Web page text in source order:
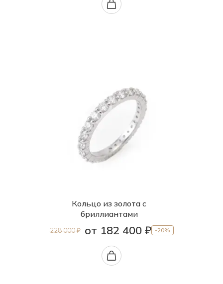
Кольцо из золота с
бриллиантами
228 000 ₽ от 182 400 ₽ -20%